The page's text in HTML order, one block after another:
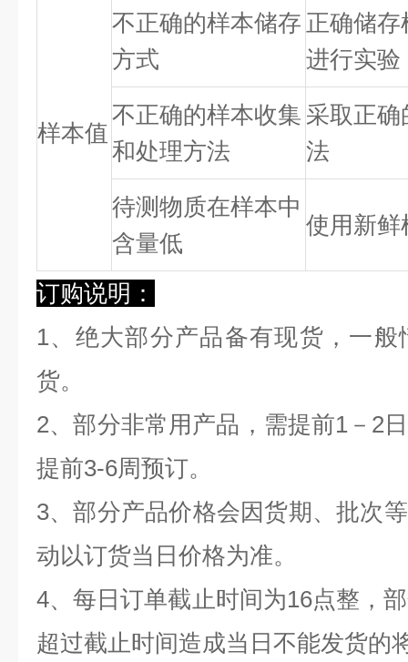
样本值
不正确的样本储存
方式
正确储
进行实验
不正确的样本收集
和处理方法
采取正
法
待测物质在样本中
含量低
使用新鲜
订购说明：
1、绝大部分产品备有现货，一
货。
2、部分非常用产品，需提前1－2
提前3-6周预订。
3、部分产品价格会因货期、批次
动以订货当日价格为准。
4、每日订单截止时间为16点整，
超过截止时间造成当日不能发货的